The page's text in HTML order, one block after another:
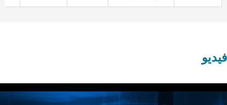
فيديو